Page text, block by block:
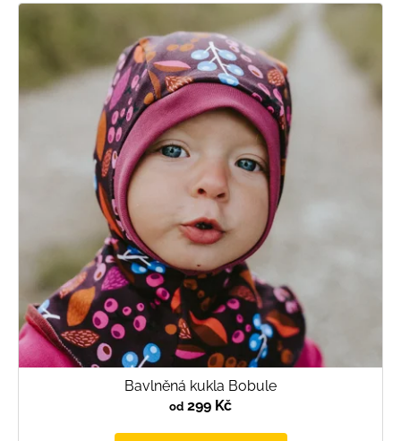
Bavlněná kukla Bobule
od 299 Kč